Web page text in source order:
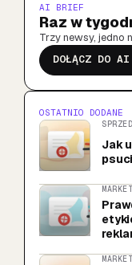
AI BRIEF
Raz w
Trzy newsy, jedno
DOŁĄCZ DO
OSTATNIO DODANE
Jak